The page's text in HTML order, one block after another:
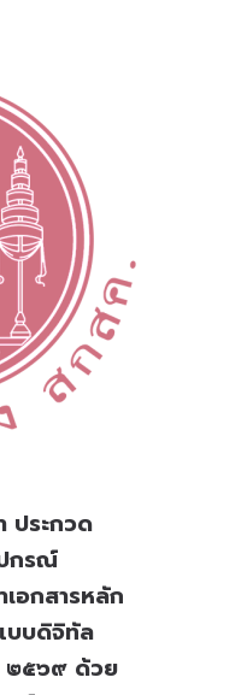
ประกวด
กรณ์
อกสารหลัก
บบดิจิทัล
๒๕๖๙ ด้วย